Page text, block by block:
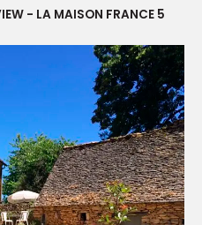
- LA MAISON FRANCE 5